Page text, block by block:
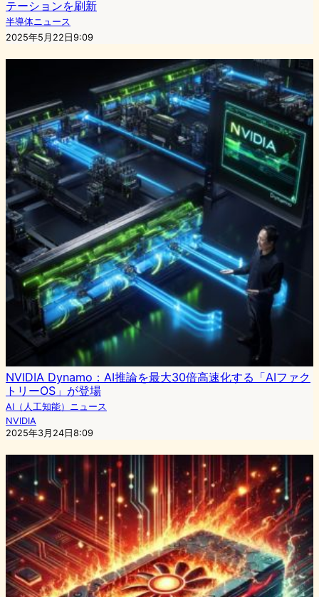
テーションを刷新
半導体ニュース
2025年5月22日9:09
NVIDIA Dynamo：AI推論を最大30倍高速化する「AIファク
トリーOS」が登場
AI（人工知能）ニュース
NVIDIA
2025年3月24日8:09